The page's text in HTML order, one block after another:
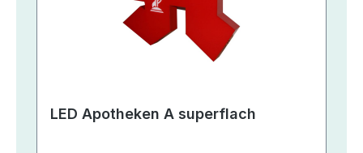
LED Apotheken A superflach